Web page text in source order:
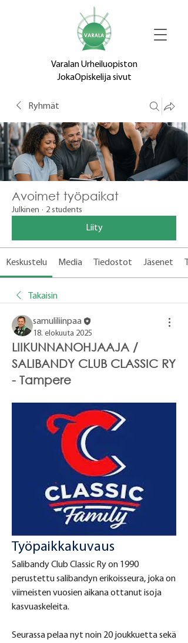
Varalan Urheiluopiston
JokaOpiskelija sivut
Ryhmät
Avoimet työpaikat
Julkinen · 2 students
Liity
Keskustelu Media Tiedostot Jäsenet
Takaisin
samuliliinpaa
18. elokuuta 2025
LIIKUNNANOHJAAJA /
SALIBANDY CLUB CLASSIC RY
- Tampere
Työpaikkakuvaus
Salibandy Club Classic Ry on 1990
perustettu salibandyn erikoisseura, joka on
viimeisten vuosien aikana ottanut isoja
kasvuaskeleita.
Seurassa pelaa nyt noin 20 joukkuetta sekä